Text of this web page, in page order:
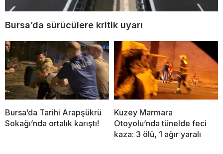
Bursa’da sürücülere kritik uyarı
Bursa’da Tarihi Arapşükrü
Sokağı’nda ortalık karıştı!
Kuzey Marmara
Otoyolu’nda tünelde feci
kaza: 3 ölü, 1 ağır yaralı